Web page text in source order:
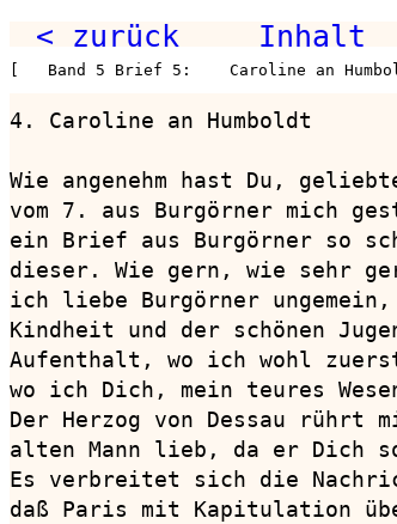
< zurück Inhalt
[   Band 5 Brief 5:    Caroline an
4. Caroline an Humboldt
Wie angenehm hast Du,
vom 7. aus Burgörner mich
ein Brief aus Burgörner so
dieser. Wie gern, wie sehr
ich liebe Burgörner
Kindheit und der schönen
Aufenthalt, wo ich wohl
wo ich Dich, mein teures
Der Herzog von Dessau rührt
alten Mann lieb, da er Dich
Es verbreitet sich die
daß Paris mit Kapitulation